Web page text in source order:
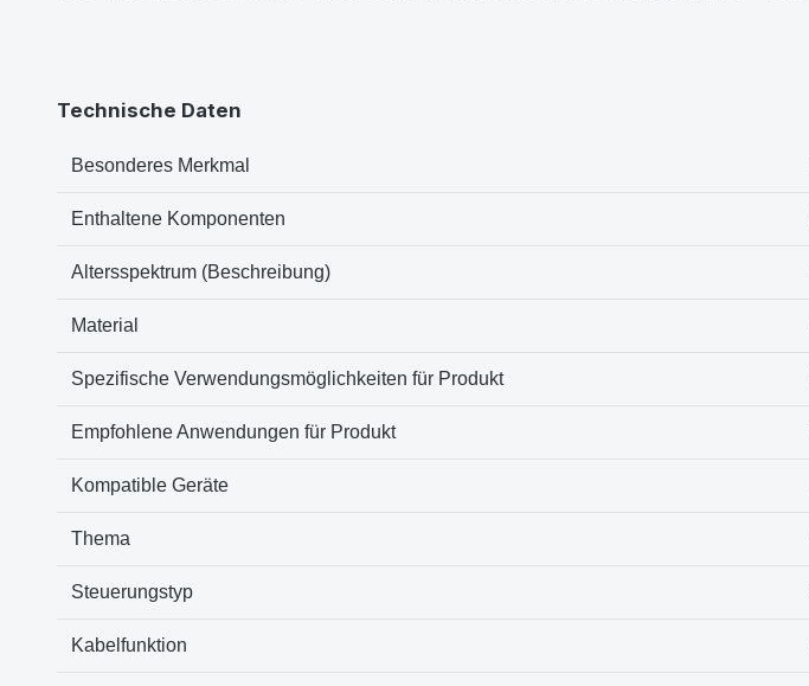
Technische Daten
Besonderes Merkmal
Enthaltene Komponenten
Altersspektrum (Beschreibung)
Material
Spezifische Verwendungsmöglichkeiten für Produkt
Empfohlene Anwendungen für Produkt
Kompatible Geräte
Thema
Steuerungstyp
Kabelfunktion